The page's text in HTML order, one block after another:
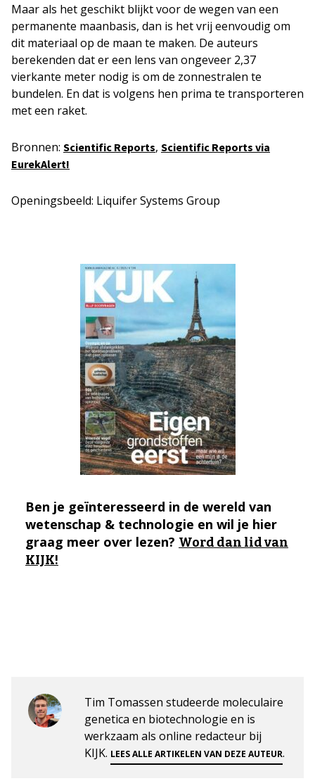
Maar als het geschikt blijkt voor de wegen van een
permanente maanbasis, dan is het vrij eenvoudig om
dit materiaal op de maan te maken. De auteurs
berekenden dat er een lens van ongeveer 2,37
vierkante meter nodig is om de zonnestralen te
bundelen. En dat is volgens hen prima te transporteren
met een raket.
Bronnen: Scientific Reports, Scientific Reports via
EurekAlert!
Openingsbeeld: Liquifer Systems Group
Ben je geïnteresseerd in de wereld van
wetenschap & technologie en wil je hier
graag meer over lezen? Word dan lid van
KIJK!
Tim Tomassen studeerde moleculaire
genetica en biotechnologie en is
werkzaam als online redacteur bij
KIJK. LEES ALLE ARTIKELEN VAN DEZE AUTEUR.